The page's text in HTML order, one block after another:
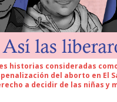
historias consideradas
del aborto en El
a decidir de las niñas y